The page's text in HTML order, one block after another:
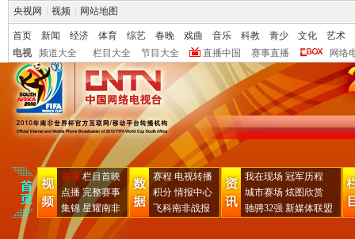
央视网 视频 网站地图
首页 新闻 经济 体育 综艺 春晚 戏曲 音乐 科教 青少 文化
艺术
电视
频道大全 栏目大全 节目大全 直播中国 赛事直播 网络
直播 栏目首映
点播 完整赛事
集锦 星耀南非
赛程 电视转播
积分 情报中心
飞科南非战报
我在现场 冠军历程
城市赛场 炫图欣赏
驰骋32强 新媒体联盟